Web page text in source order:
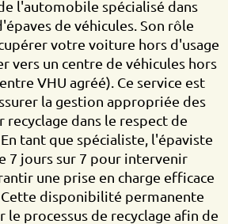
l'automobile spécialisé dans
de véhicules. Son rôle
votre voiture hors d'usage
vers un centre de véhicules hors
VHU agréé). Ce service est
la gestion appropriée des
recyclage dans le respect de
tant que spécialiste, l'épaviste
7 jours sur 7 pour intervenir
une prise en charge efficace
disponibilité permanente
le processus de recyclage afin de